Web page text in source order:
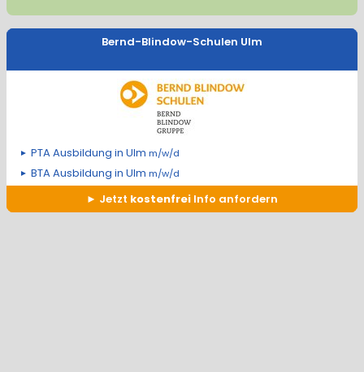
Bernd-Blindow-Schulen Ulm
PTA Ausbildung in Ulm m/w/d
BTA Ausbildung in Ulm m/w/d
Jetzt kostenfrei Info anfordern